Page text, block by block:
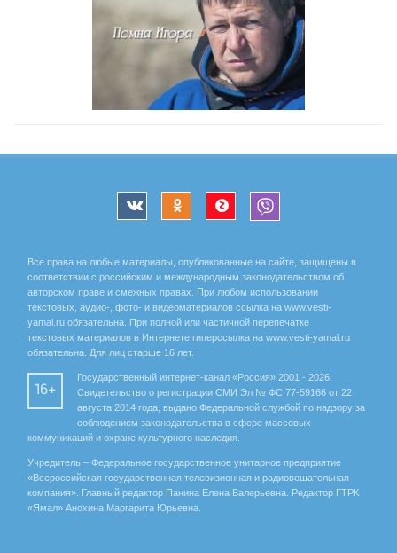
Все права на любые материалы, опубликованные на сайте, защищены в
соответствии с российским и международным законодательством об
авторском праве и смежных правах. При любом использовании
текстовых, аудио-, фото- и видеоматериалов ссылка на www.vesti-
yamal.ru обязательна. При полной или частичной перепечатке
текстовых материалов в Интернете гиперссылка на www.vesti-yamal.ru
обязательна. Для лиц старше 16 лет.
16+
Государственный интернет-канал «Россия» 2001 - 2026.
Свидетельство о регистрации СМИ Эл № ФС 77-59166 от 22
августа 2014 года, выдано Федеральной службой по надзору за
соблюдением законодательства в сфере массовых
коммуникаций и охране культурного наследия.
Учредитель – Федеральное государственное унитарное предприятие
«Всероссийская государственная телевизионная и радиовещательная
компания». Главный редактор Панина Елена Валерьевна. Редактор ГТРК
«Ямал» Анохина Маргарита Юрьевна.